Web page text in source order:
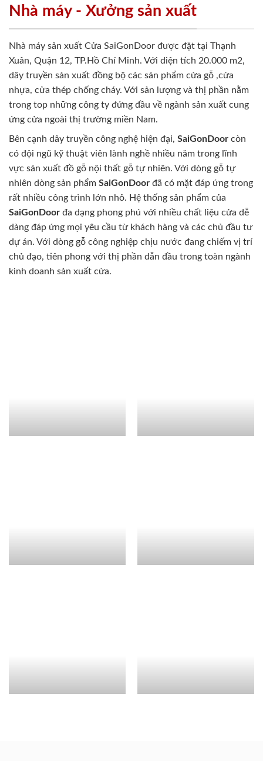
Nhà máy - Xưởng sản xuất
Nhà máy sản xuất Cửa SaiGonDoor được đặt tại Thạnh
Xuân, Quận 12, TP.Hồ Chí Minh. Với diện tích 20.000 m2,
dây truyền sản xuất đồng bộ các sản phẩm cửa gỗ ,cửa
nhựa, cửa thép chống cháy. Với sản lượng và thị phần nằm
trong top những công ty đứng đầu về ngành sản xuất cung
ứng cửa ngoài thị trường miền Nam.
Bên cạnh dây truyền công nghệ hiện đại, SaiGonDoor còn
có đội ngũ kỹ thuật viên lành nghề nhiều năm trong lĩnh
vực sản xuất đồ gỗ nội thất gỗ tự nhiên. Với dòng gỗ tự
nhiên dòng sản phẩm SaiGonDoor đã có mặt đáp ứng trong
rất nhiều công trình lớn nhỏ. Hệ thống sản phẩm của
SaiGonDoor đa dạng phong phú với nhiều chất liệu cửa dễ
dàng đáp ứng mọi yêu cầu từ khách hàng và các chủ đầu tư
dự án. Với dòng gỗ công nghiệp chịu nước đang chiếm vị trí
chủ đạo, tiên phong với thị phần dẫn đầu trong toàn ngành
kinh doanh sản xuất cửa.